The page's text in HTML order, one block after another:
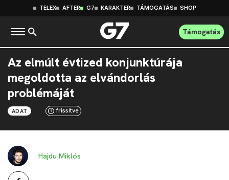
TELEX AFTER G7 KARAKTER TÁMOGATÁS SHOP
Támogatás
Az elmúlt évtized konjunktúrája
megoldotta az elvándorlás
problémáját
ADAT frissítve
Hajdu Miklós